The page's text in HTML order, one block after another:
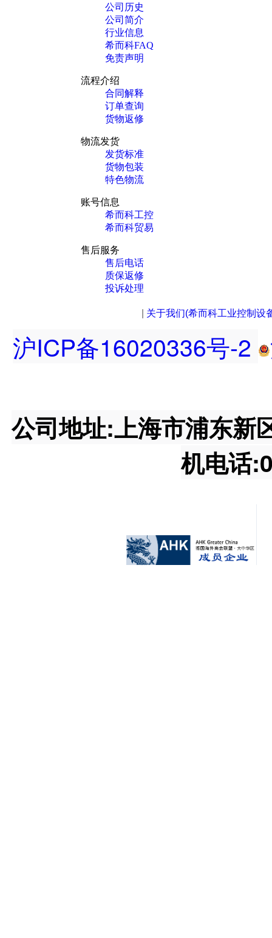
公司历史
公司简介
行业信息
希而科FAQ
免责声明
流程介绍
合同解释
订单查询
货物返修
物流发货
发货标准
货物包装
特色物流
账号信息
希而科工控
希而科贸易
售后服务
售后电话
质保返修
投诉处理
关于我们(希而科工业控制设
沪ICP备16020336号-2
公司地址:上海市浦东新
机电话